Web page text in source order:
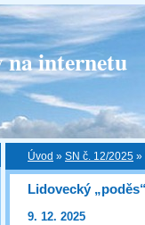
na internetu
Úvod » SN č. 12/2025 »
Lidovecký
9. 12. 2025